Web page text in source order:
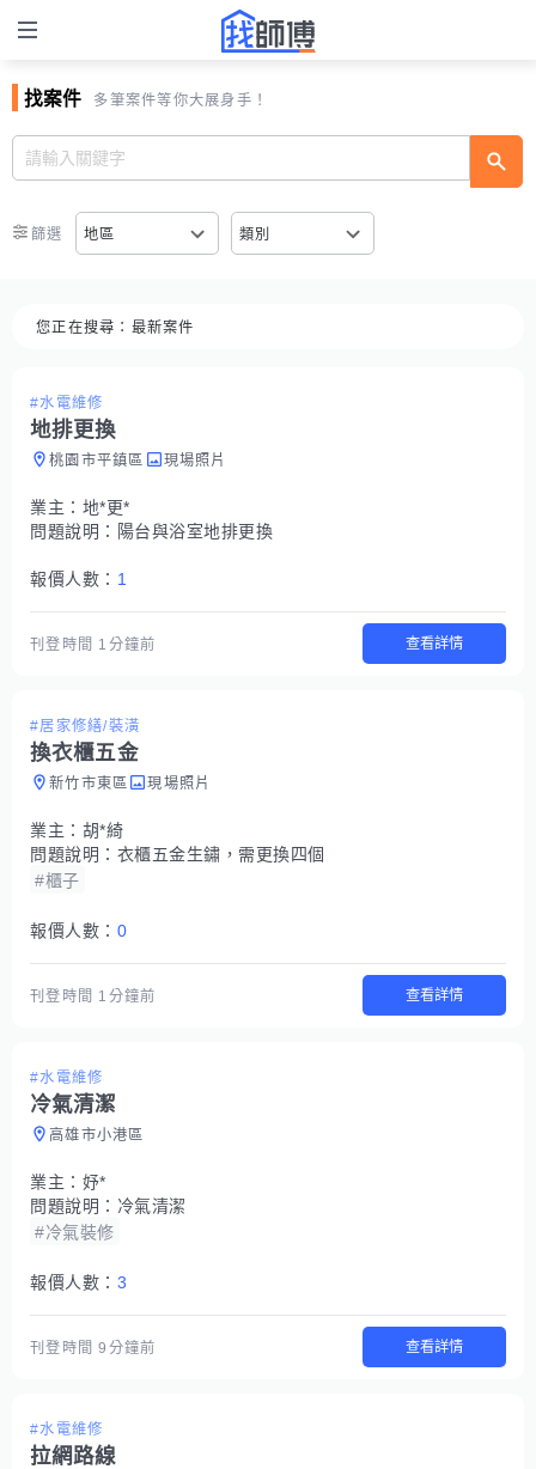
找案件 多筆案件等你大展身手！
篩選 地區 類別
您正在搜尋： 最新案件
#水電維修
地排更換
桃園市平鎮區 現場照片
業主： 地*更*
問題說明： 陽台與浴室地排更換
報價人數： 1
刊登時間 1分鐘前 查看詳情
#居家修繕/裝潢
換衣櫃五金
新竹市東區 現場照片
業主： 胡*綺
問題說明： 衣櫃五金生鏽，需更換四個
#櫃子
報價人數： 0
刊登時間 1分鐘前 查看詳情
#水電維修
冷氣清潔
高雄市小港區
業主： 妤*
問題說明： 冷氣清潔
#冷氣裝修
報價人數： 3
刊登時間9分鐘前 查看詳情
#水電維修
拉網路線